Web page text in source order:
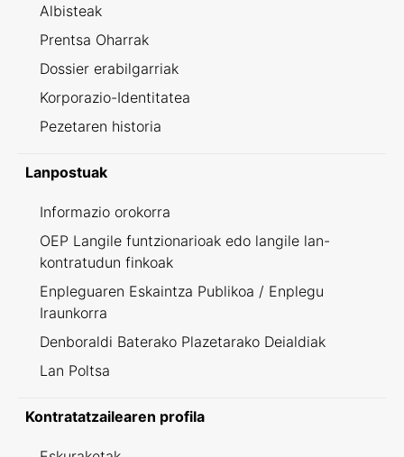
Albisteak
Prentsa Oharrak
Dossier erabilgarriak
Korporazio-Identitatea
Pezetaren historia
Lanpostuak
Informazio orokorra
OEP Langile funtzionarioak edo langile lan-
kontratudun finkoak
Enpleguaren Eskaintza Publikoa / Enplegu
Iraunkorra
Denboraldi Baterako Plazetarako Deialdiak
Lan Poltsa
Kontratatzailearen profila